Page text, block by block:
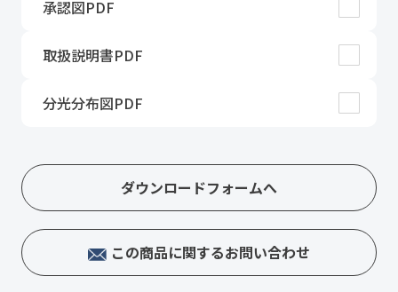
承認図PDF
取扱説明書PDF
分光分布図PDF
ダウンロードフォームへ
この商品に関するお問い合わせ